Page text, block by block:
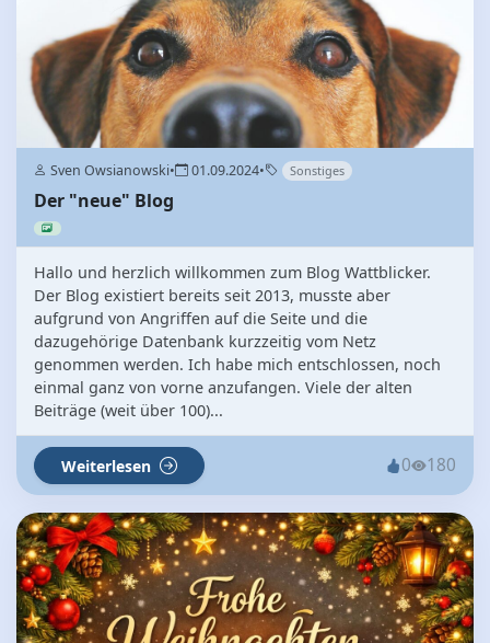
Sven Owsianowski• 01.09.2024• Sonstiges
Der "neue" Blog
Hallo und herzlich willkommen zum Blog Wattblicker.
Der Blog existiert bereits seit 2013, musste aber
aufgrund von Angriffen auf die Seite und die
dazugehörige Datenbank kurzzeitig vom Netz
genommen werden. Ich habe mich entschlossen, noch
einmal ganz von vorne anzufangen. Viele der alten
Beiträge (weit über 100)...
Weiterlesen 0 180